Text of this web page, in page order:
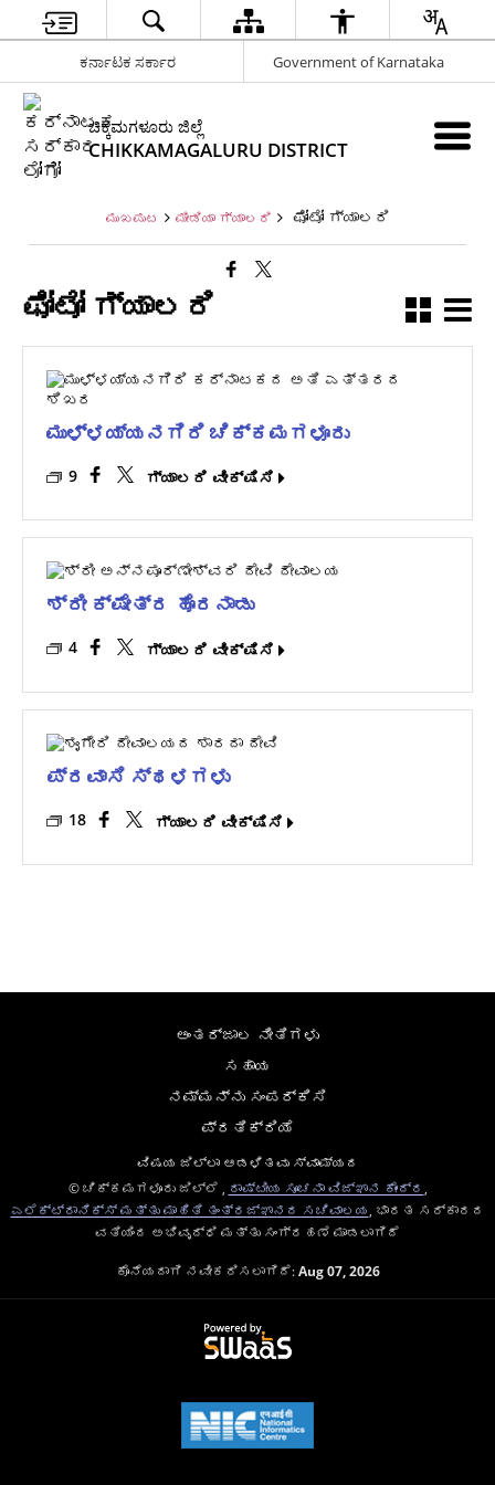
ಕರ್ನಾಟಕ ಸರ್ಕಾರ Government of Karnataka
ಚಿಕ್ಕಮಗಳೂರು ಜಿಲ್ಲೆ
CHIKKAMAGALURU DISTRICT
ಮುಖಪುಟ ಮೀಡಿಯಾ ಗ್ಯಾಲರಿ ಫೋಟೋ ಗ್ಯಾಲರಿ
ಫೋಟೋ ಗ್ಯಾಲರಿ
ಮುಳ್ಳಯ್ಯನಗಿರಿ ಚಿಕ್ಕಮಗಳೂರು
9 ಗ್ಯಾಲರಿ ವೀಕ್ಷಿಸಿ
ಶ್ರೀ ಕ್ಷೇತ್ರ ಹೊರನಾಡು
4 ಗ್ಯಾಲರಿ ವೀಕ್ಷಿಸಿ
ಪ್ರವಾಸಿ ಸ್ಥಳಗಳು
18 ಗ್ಯಾಲರಿ ವೀಕ್ಷಿಸಿ
ಅಂತರ್ಜಾಲ ನೀತಿಗಳು
ಸಹಾಯ
ನಮ್ಮನ್ನು ಸಂಪರ್ಕಿಸಿ
ಪ್ರತಿಕ್ರಿಯೆ
ವಿಷಯ ಜಿಲ್ಲಾ ಆಡಳಿತವು ಸ್ವಾಮ್ಯದ
© ಚಿಕ್ಕಮಗಳೂರು ಜಿಲ್ಲೆ ,
ರಾಷ್ಟೀಯ ಸೂಚನಾ ವಿಜ್ಞಾನ ಕೇಂದ್ರ
ಎಲೆಕ್ಟ್ರಾನಿಕ್ಸ್ ಮತ್ತು ಮಾಹಿತಿ ತಂತ್ರಜ್ಞಾನದ ಸಚಿವಾಲಯ , ಭಾರತ ಸರ್ಕಾರದ
ವತಿಯಿಂದ ಅಭಿವೃದ್ಧಿ ಮತ್ತು ಸಂಗ್ರಹಣೆ ಮಾಡಲಾಗಿದೆ
ಕೊನೆಯದಾಗಿ ನವೀಕರಿಸಲಾಗಿದೆ:Aug 07, 2026